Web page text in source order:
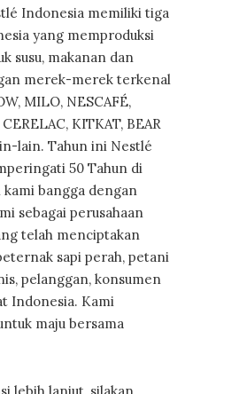
Indonesia memiliki tiga
yang memproduksi
susu, makanan dan
merek-merek terkenal
MILO, NESCAFÉ,
KITKAT, BEAR
lain. Tahun ini Nestlé
50 Tahun di
kami bangga dengan
sebagai perusahaan
telah menciptakan
sapi perah, petani
pelanggan, konsumen
Indonesia. Kami
maju bersama
lebih lanjut, silakan